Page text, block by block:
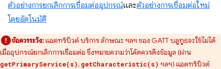
ตัวอย่างการยกเลิกการเชื่อมต่ออุปกรณ์และตัวอย่างการเชื่อมต่อใหม่
โดยอัตโนมัติ
ข้อควรระวัง:แอตทริบิวต์ บริการ ลักษณะ ฯลฯ ของ GATT บลูทูธจะใช้ไม่ได้
เมื่ออุปกรณ์ยกเลิกการเชื่อมต่อ ซึ่งหมายความว่าโค้ดควรดึงข้อมูล (ผ่าน
getPrimaryService(s), getCharacteristic(s) ฯลฯ) แอตทริบิวต์